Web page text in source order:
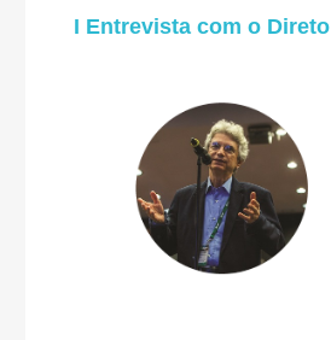
I Entrevista com o